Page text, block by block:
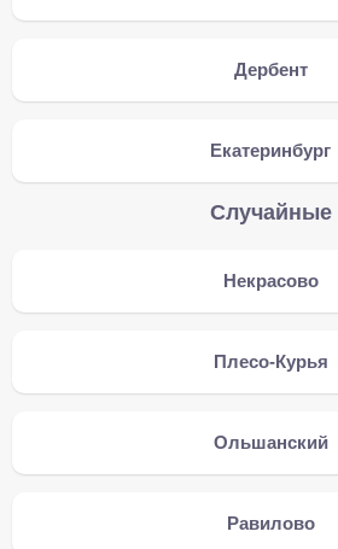
Дербент
Екатеринбург
Случайные
Некрасово
Плесо-Курья
Ольшанский
Равилово